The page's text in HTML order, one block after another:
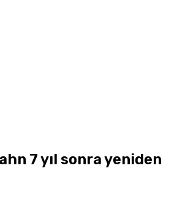
7 yıl sonra yeniden